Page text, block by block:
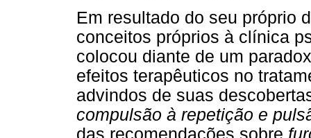
Em resultado do seu próprio
conceitos próprios à clínica
colocou diante de um
efeitos terapêuticos no
advindos de suas
compulsão à repetição e